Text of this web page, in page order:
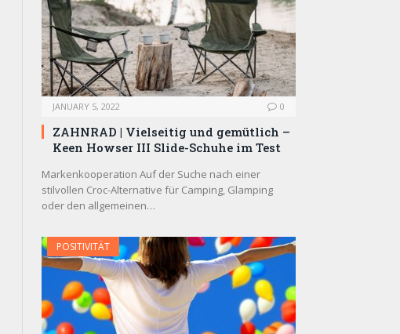
JANUARY 5, 2022 0
ZAHNRAD ​​| Vielseitig und gemütlich –
Keen Howser III Slide-Schuhe im Test
Markenkooperation Auf der Suche nach einer
stilvollen Croc-Alternative für Camping, Glamping
oder den allgemeinen…
POSITIVITÄT